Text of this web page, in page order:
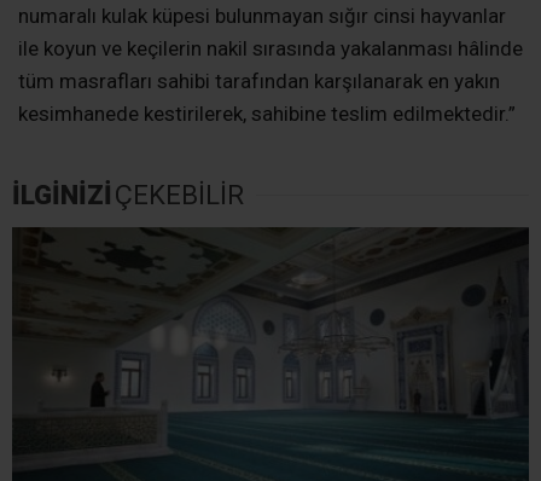
numaralı kulak küpesi bulunmayan sığır cinsi hayvanlar
ile koyun ve keçilerin nakil sırasında yakalanması hâlinde
tüm masrafları sahibi tarafından karşılanarak en yakın
kesimhanede kestirilerek, sahibine teslim edilmektedir.”
İLGİNİZİ ÇEKEBİLİR